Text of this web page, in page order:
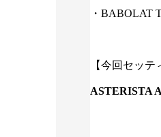
・BABOLAT
【今回セッテ
ASTERISTA